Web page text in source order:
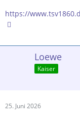
https://
Loewe
Kaiser
25. Juni 2026